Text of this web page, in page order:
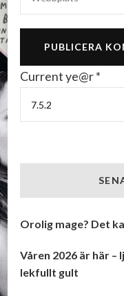
Current ye@r*
Orolig mage? Det
Våren 2026 är här
lekfullt gult